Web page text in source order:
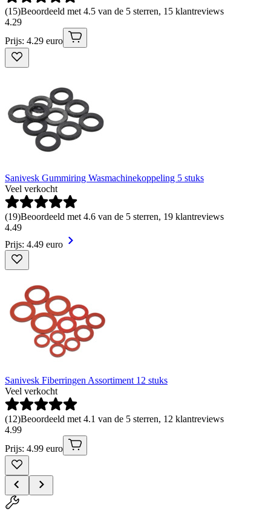
(15)Beoordeeld met 4.5 van de 5 sterren, 15 klantreviews
4.29
Prijs: 4.29 euro
Sanivesk Gummiring Wasmachinekoppeling 5 stuks
Veel verkocht
(19)Beoordeeld met 4.6 van de 5 sterren, 19 klantreviews
4.49
Prijs: 4.49 euro
Sanivesk Fiberringen Assortiment 12 stuks
Veel verkocht
(12)Beoordeeld met 4.1 van de 5 sterren, 12 klantreviews
4.99
Prijs: 4.99 euro